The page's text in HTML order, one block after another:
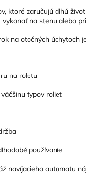
ktoré zaručujú dlhú
vykonať na stenu alebo
na otočných úchytoch
na roletu
typov roliet
používanie
navíjacieho automatu